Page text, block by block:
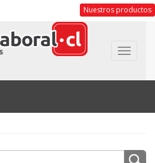
Nuestros productos
Toggle